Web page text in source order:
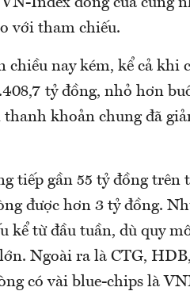
Index đóng cửa cũng
với tham chiếu.
nay kém, kể cả khi
tỷ đồng, nhỏ hơn
khoản chung đã
tiếp gần 55 tỷ đồng trên
được hơn 3 tỷ đồng.
kể từ đầu tuần, dù quy
Ngoài ra là CTG,
có vài blue-chips là